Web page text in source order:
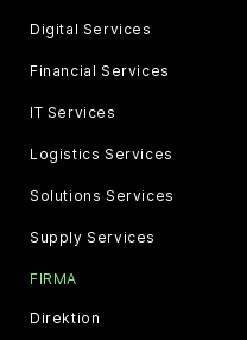
Digital Services
Financial Services
IT Services
Logistics Services
Solutions Services
Supply Services
FIRMA
Direktion